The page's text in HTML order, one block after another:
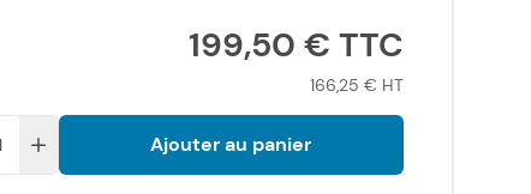
199,50 €
166,25 €
Ajouter au panier